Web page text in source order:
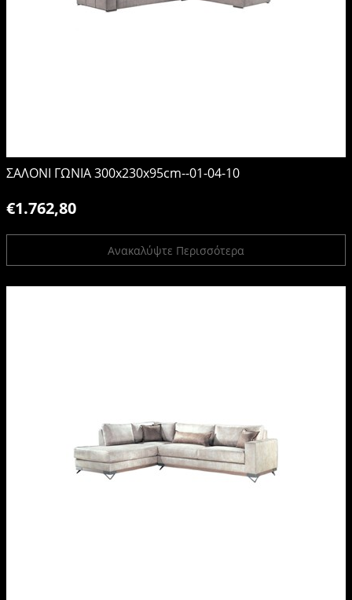
ΣΑΛΟΝΙ ΓΩΝΙΑ 300x230x95cm--01-04-10
€1.762,80
Ανακαλύψτε Περισσότερα